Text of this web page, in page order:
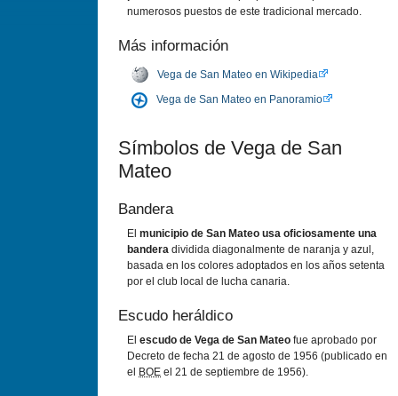
numerosos puestos de este tradicional mercado.
Más información
Vega de San Mateo en Wikipedia
Vega de San Mateo en Panoramio
Símbolos de Vega de San
Mateo
Bandera
El municipio de San Mateo usa oficiosamente una
bandera dividida diagonalmente de naranja y azul,
basada en los colores adoptados en los años setenta
por el club local de lucha canaria.
Escudo heráldico
El escudo de Vega de San Mateo fue aprobado por
Decreto de fecha 21 de agosto de 1956 (publicado en
el
BOE el 21 de septiembre de 1956).